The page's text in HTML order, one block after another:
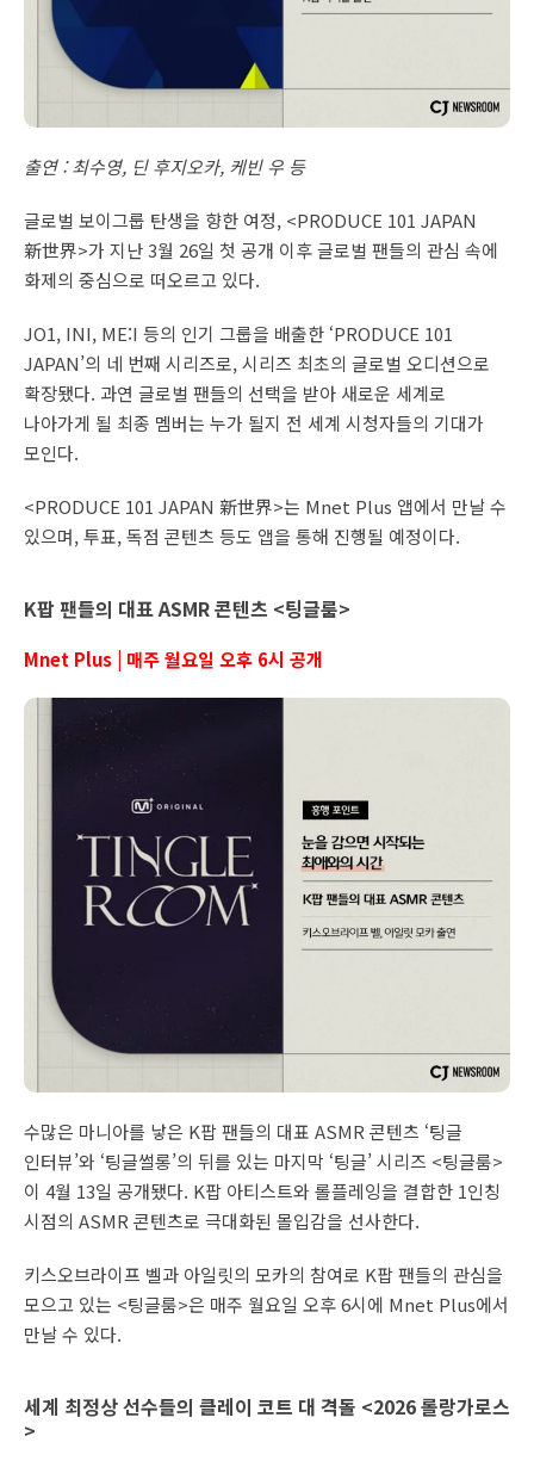
출연 : 최수영, 딘 후지오카, 케빈 우 등
글로벌 보이그룹 탄생을 향한 여정, <PRODUCE 101 JAPAN
新世界>가 지난 3월 26일 첫 공개 이후 글로벌 팬들의 관심 속에
화제의 중심으로 떠오르고 있다.
JO1, INI, ME:I 등의 인기 그룹을 배출한 ‘PRODUCE 101
JAPAN’의 네 번째 시리즈로, 시리즈 최초의 글로벌 오디션으로
확장됐다. 과연 글로벌 팬들의 선택을 받아 새로운 세계로
나아가게 될 최종 멤버는 누가 될지 전 세계 시청자들의 기대가
모인다.
<PRODUCE 101 JAPAN 新世界>는 Mnet Plus 앱에서 만날 수
있으며, 투표, 독점 콘텐츠 등도 앱을 통해 진행될 예정이다.
K팝 팬들의 대표 ASMR 콘텐츠 <팅글룸>
Mnet Plus | 매주 월요일 오후 6시 공개
수많은 마니아를 낳은 K팝 팬들의 대표 ASMR 콘텐츠 ‘팅글
인터뷰’와 ‘팅글썰롱’의 뒤를 있는 마지막 ‘팅글’ 시리즈 <팅글룸>
이 4월 13일 공개됐다. K팝 아티스트와 롤플레잉을 결합한 1인칭
시점의 ASMR 콘텐츠로 극대화된 몰입감을 선사한다.
키스오브라이프 벨과 아일릿의 모카의 참여로 K팝 팬들의 관심을
모으고 있는 <팅글룸>은 매주 월요일 오후 6시에 Mnet Plus에서
만날 수 있다.
세계 최정상 선수들의 클레이 코트 대 격돌 <2026 롤랑가로스
>